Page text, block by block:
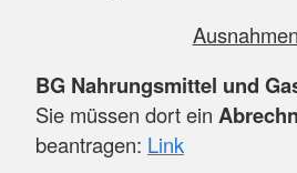
BG Nahrungsmittel und
Sie müssen dort ein
beantragen: Link